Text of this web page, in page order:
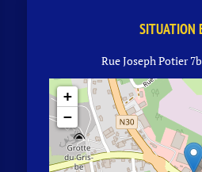
SITUATION
Rue Joseph Potier
+
−